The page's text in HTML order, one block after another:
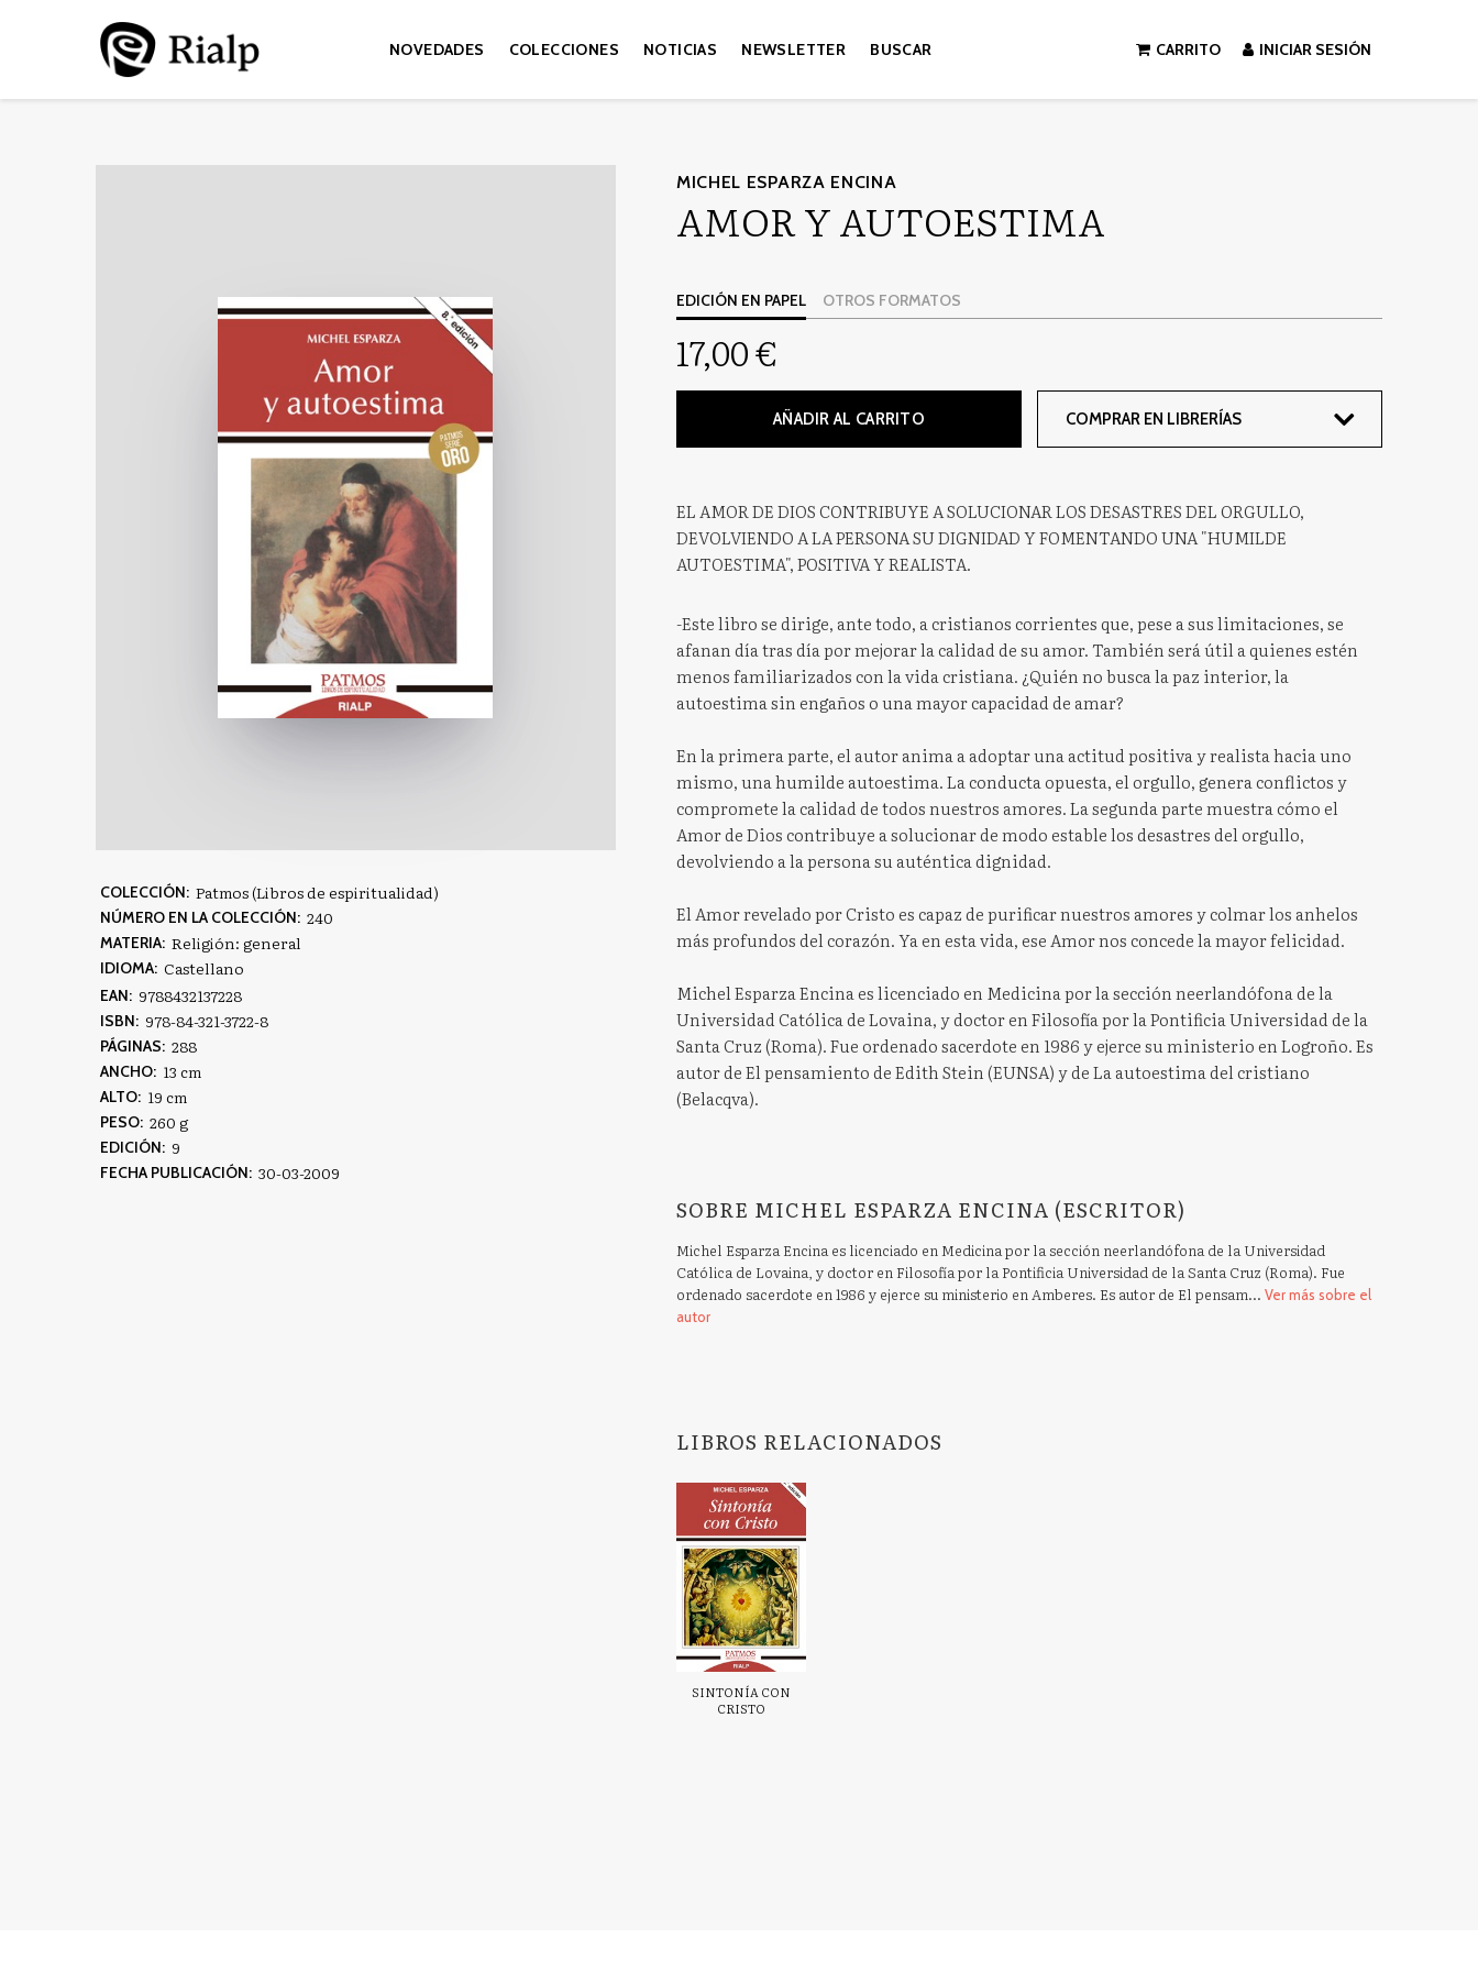
NOVEDADES COLECCIONES NOTICIAS NEWSLETTER BUSCAR CARRITO INICIAR SESIÓN
COLECCIÓN: Patmos (Libros de espiritualidad)
NÚMERO EN LA COLECCIÓN: 240
MATERIA: Religión: general
IDIOMA: Castellano
EAN: 9788432137228
ISBN: 978-84-321-3722-8
PÁGINAS: 288
ANCHO: 13 cm
ALTO: 19 cm
PESO: 260 g
EDICIÓN: 9
FECHA PUBLICACIÓN: 30-03-2009
MICHEL ESPARZA ENCINA
AMOR Y AUTOESTIMA
EDICIÓN EN PAPEL OTROS FORMATOS
17,00 €
AÑADIR AL CARRITO COMPRAR EN LIBRERÍAS
EL AMOR DE DIOS CONTRIBUYE A SOLUCIONAR LOS DESASTRES DEL ORGULLO,
DEVOLVIENDO A LA PERSONA SU DIGNIDAD Y FOMENTANDO UNA "HUMILDE
AUTOESTIMA", POSITIVA Y REALISTA.
-Este libro se dirige, ante todo, a cristianos corrientes que, pese a sus limitaciones, se
afanan día tras día por mejorar la calidad de su amor. También será útil a quienes estén
menos familiarizados con la vida cristiana. ¿Quién no busca la paz interior, la
autoestima sin engaños o una mayor capacidad de amar?
En la primera parte, el autor anima a adoptar una actitud positiva y realista hacia uno
mismo, una humilde autoestima. La conducta opuesta, el orgullo, genera conflictos y
compromete la calidad de todos nuestros amores. La segunda parte muestra cómo el
Amor de Dios contribuye a solucionar de modo estable los desastres del orgullo,
devolviendo a la persona su auténtica dignidad.
El Amor revelado por Cristo es capaz de purificar nuestros amores y colmar los anhelos
más profundos del corazón. Ya en esta vida, ese Amor nos concede la mayor felicidad.
Michel Esparza Encina es licenciado en Medicina por la sección neerlandófona de la
Universidad Católica de Lovaina, y doctor en Filosofía por la Pontificia Universidad de la
Santa Cruz (Roma). Fue ordenado sacerdote en 1986 y ejerce su ministerio en Logroño. Es
autor de El pensamiento de Edith Stein (EUNSA) y de La autoestima del cristiano
(Belacqva).
SOBRE MICHEL ESPARZA ENCINA (ESCRITOR)
Michel Esparza Encina es licenciado en Medicina por la sección neerlandófona de la Universidad
Católica de Lovaina, y doctor en Filosofía por la Pontificia Universidad de la Santa Cruz (Roma). Fue
ordenado sacerdote en 1986 y ejerce su ministerio en Amberes. Es autor de El pensam... Ver más sobre el
autor
LIBROS RELACIONADOS
SINTONÍA CON
CRISTO